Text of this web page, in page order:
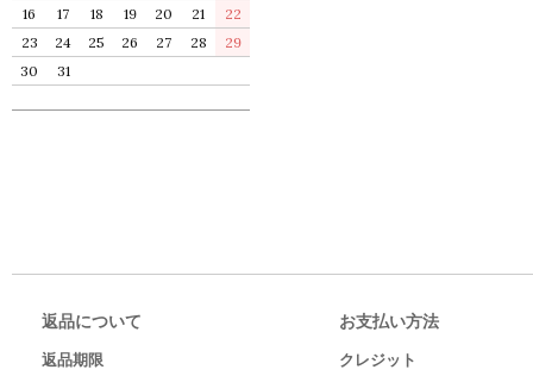
16
17 18 19 20 21
22
23
24 25 26 27 28
29
30
31
返品について
返品期限
お支払い方法
クレジット